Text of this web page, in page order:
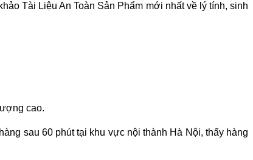
Tài Liệu An Toàn Sản Phẩm mới nhất về lý tính, sinh
cao.
sau 60 phút tại khu vực nội thành Hà Nội, thấy hàng